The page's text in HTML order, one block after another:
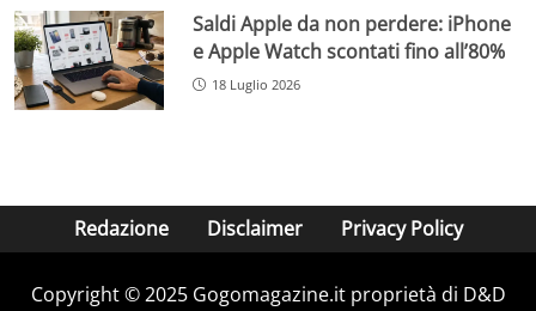
Saldi Apple da non perdere: iPhone
e Apple Watch scontati fino all’80%
18 Luglio 2026
Redazione Disclaimer Privacy Policy
Copyright © 2025 Gogomagazine.it proprietà di D&D